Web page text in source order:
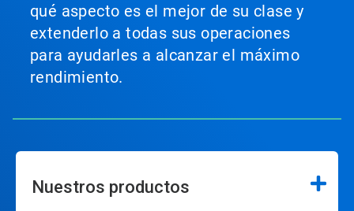
qué aspecto es el mejor de su clase y
extenderlo a todas sus operaciones
para ayudarles a alcanzar el máximo
rendimiento.
Nuestros productos